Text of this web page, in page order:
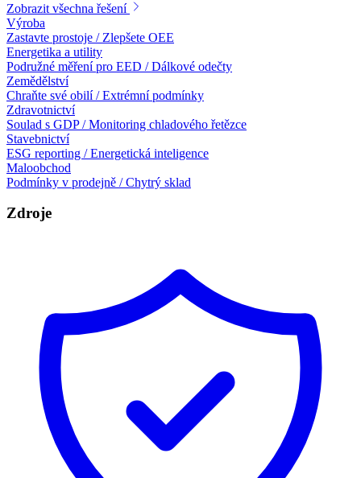
Zobrazit všechna řešení
Výroba
Zastavte prostoje / Zlepšete OEE
Energetika a utility
Podružné měření pro EED / Dálkové odečty
Zemědělství
Chraňte své obilí / Extrémní podmínky
Zdravotnictví
Soulad s GDP / Monitoring chladového řetězce
Stavebnictví
ESG reporting / Energetická inteligence
Maloobchod
Podmínky v prodejně / Chytrý sklad
Zdroje